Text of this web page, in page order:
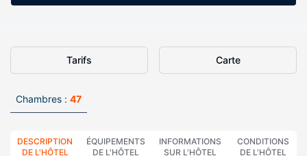
Tarifs Carte
Chambres : 47
DESCRIPTION
DE L'HÔTEL
ÉQUIPEMENTS
DE L'HÔTEL
INFORMATIONS
SUR L'HÔTEL
CONDITIONS
DE L'HÔTEL